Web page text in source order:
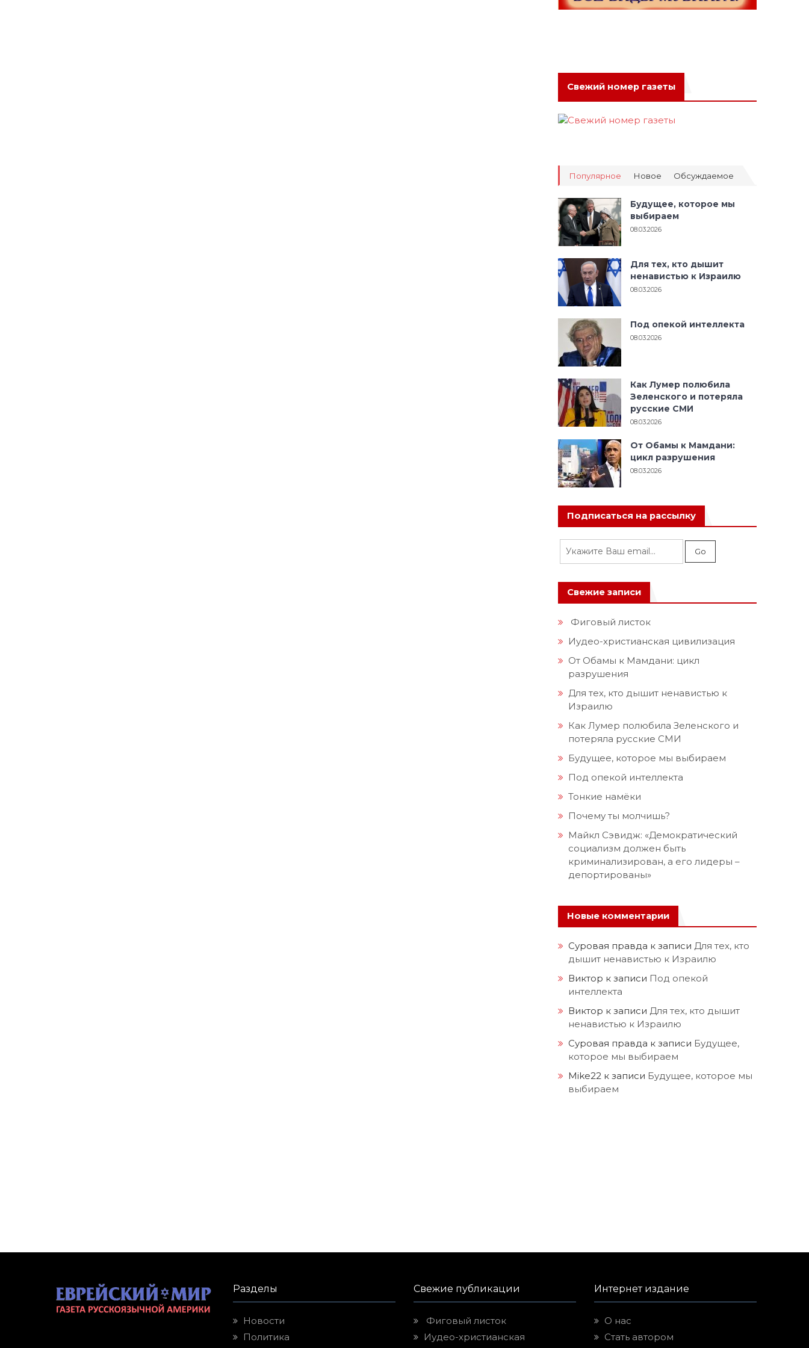
Свежий номер газеты
Популярное Новое Обсуждаемое
Будущее, которое мы
выбираем
08.03.2026
Для тех, кто дышит
ненавистью к Израилю
08.03.2026
Под опекой интеллекта
08.03.2026
Как Лумер полюбила
Зеленского и потеряла
русские СМИ
08.03.2026
От Обамы к Мамдани:
цикл разрушения
08.03.2026
Подписаться на рассылку
Свежие записи
Фиговый листок
Иудео-христианская цивилизация
От Обамы к Мамдани: цикл
разрушения
Для тех, кто дышит ненавистью к
Израилю
Как Лумер полюбила Зеленского и
потеряла русские СМИ
Будущее, которое мы выбираем
Под опекой интеллекта
Тонкие намёки
Почему ты молчишь?
Майкл Сэвидж: «Демократический
социализм должен быть
криминализирован, а его лидеры –
депортированы»
Новые комментарии
Суровая правда к записи Для тех, кто
дышит ненавистью к Израилю
Виктор к записи Под опекой
интеллекта
Виктор к записи Для тех, кто дышит
ненавистью к Израилю
Суровая правда к записи Будущее,
которое мы выбираем
Mike22 к записи Будущее, которое мы
выбираем
Разделы
Новости
Политика
Свежие публикации
Фиговый листок
Иудео-христианская
Интернет издание
О нас
Стать автором